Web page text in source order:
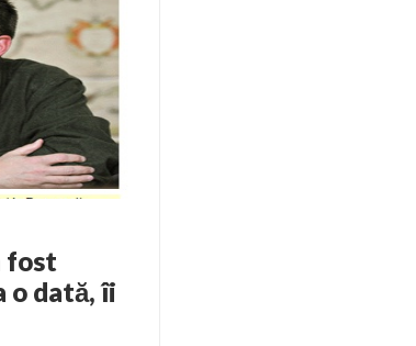
fost
o dată, îi